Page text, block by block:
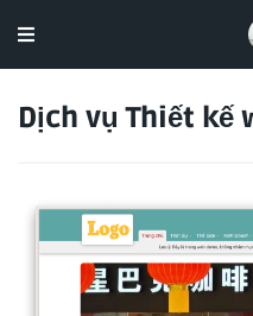
Dịch vụ Thiết kế